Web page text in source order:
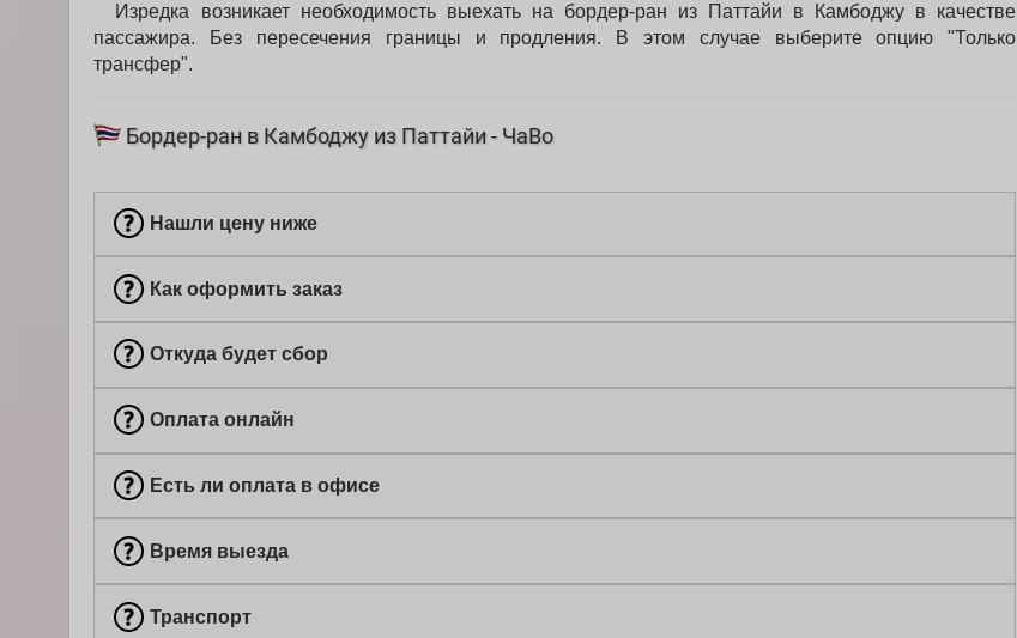
Изредка возникает необходимость выехать на бордер-ран из Паттайи в Камбоджу в качестве
пассажира. Без пересечения границы и продления. В этом случае выберите опцию "Только
трансфер".
Бордер-ран в Камбоджу из Паттайи - ЧаВо
Нашли цену ниже
Как оформить заказ
Откуда будет сбор
Оплата онлайн
Есть ли оплата в офисе
Время выезда
Транспорт